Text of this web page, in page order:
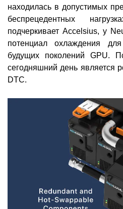
находилась в допустимых
беспрецедентных
подчеркивает Accelsius, у
потенциал охлаждения
будущих поколений GPU.
сегодняшний день
DTC.